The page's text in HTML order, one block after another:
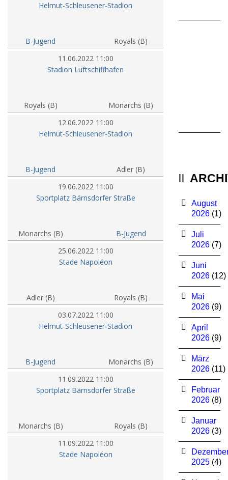
Helmut-Schleusener-Stadion
B-Jugend
Royals (B)
11.06.2022 11:00
Stadion Luftschiffhafen
Royals (B)
Monarchs (B)
12.06.2022 11:00
Helmut-Schleusener-Stadion
B-Jugend
Adler (B)
19.06.2022 11:00
Sportplatz Bärnsdorfer Straße
Monarchs (B)
B-Jugend
25.06.2022 11:00
Stade Napoléon
Adler (B)
Royals (B)
03.07.2022 11:00
Helmut-Schleusener-Stadion
B-Jugend
Monarchs (B)
11.09.2022 11:00
Sportplatz Bärnsdorfer Straße
Monarchs (B)
Royals (B)
11.09.2022 11:00
Stade Napoléon
August
2026 (1)
Juli
2026 (7)
Juni
2026 (12)
Mai
2026 (9)
April
2026 (9)
März
2026 (11)
Februar
2026 (8)
Januar
2026 (3)
2025 (4)